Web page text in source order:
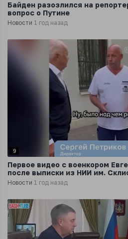
Байден разозлился на
вопрос о Путине
Новости 1 год назад
9
Первое видео с военкором
после выписки из НИИ им.
Новости 1 год назад